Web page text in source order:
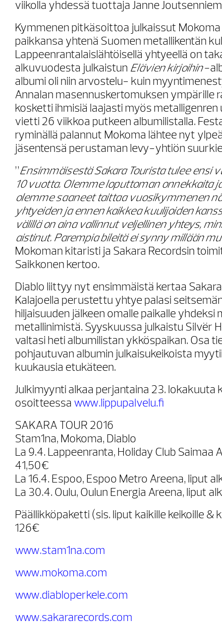
viikolla yhdessä tuottaja Janne
Kymmenen pitkäsoittoa julkaissut
paikkansa yhtenä Suomen metallikentän
Lappeenrantalaislähtöisellä yhtyeellä on
alkuvuodesta julkaistun Elävien kirjoihin-
albumi oli niin arvostelu- kuin
Annalan masennuskertomuksen ympärille
kosketti ihmisiä laajasti myös metalligenren
vietti 26 viikkoa putkeen albumilistalla.
ryminällä palannut Mokoma lähtee nyt
jäsentensä perustaman levy-yhtiön
”Ensimmäisestä Sakara Tourista tulee ensi
10 vuotta. Olemme loputtoman onnekkaita
olemme saaneet taittaa vuosikymmenen
yhtyeiden ja ennen kaikkea kuulijoiden
välillä on aina vallinnut veljellinen yhteys,
aistinut. Parempia bileitä ei synny millään
Mokoman kitaristi ja Sakara Recordsin
Saikkonen kertoo.
Diablo liittyy nyt ensimmäistä kertaa
Kalajoella perustettu yhtye palasi
hiljaisuuden jälkeen omalle paikalle yhdeksi
metallinimistä. Syyskuussa julkaistu Silvër
valtasi heti albumilistan ykköspaikan. Osa
pohjautuvan albumin julkaisukeikoista
kuukausia etukäteen.
Julkimyynti alkaa perjantaina 23. lokakuuta
osoitteessa www.lippupalvelu.fi
SAKARA TOUR 2016
Stam1na, Mokoma, Diablo
La 9.4. Lappeenranta, Holiday Club Saimaa
41,50€
La 16.4. Espoo, Espoo Metro Areena, liput
La 30.4. Oulu, Oulun Energia Areena, liput
Päällikköpaketti (sis. liput kaikille keikoille &
126€
www.stam1na.com
www.mokoma.com
www.diabloperkele.com
www.sakararecords.com